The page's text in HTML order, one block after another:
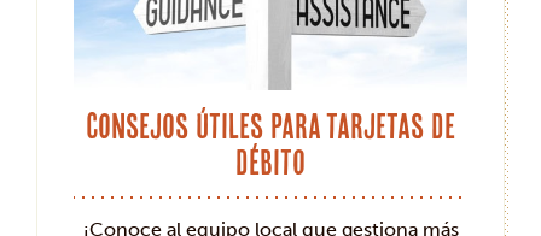
Consejos útiles para tarjetas de
débito
¡Conoce al equipo local que gestiona más